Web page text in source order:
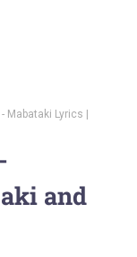
Mabataki Lyrics |
and